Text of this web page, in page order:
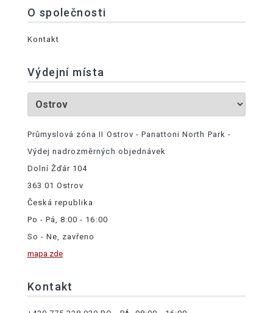
O společnosti
Kontakt
Výdejní místa
Průmyslová zóna II Ostrov - Panattoni North Park -
Výdej nadrozměrných objednávek
Dolní Žďár 104
363 01 Ostrov
Česká republika
Po - Pá, 8:00 - 16:00
So - Ne, zavřeno
mapa zde
Kontakt